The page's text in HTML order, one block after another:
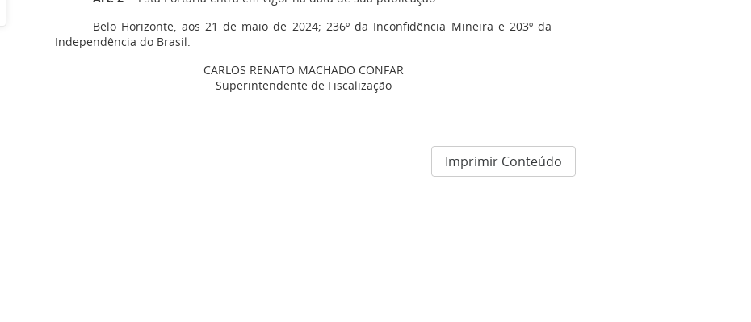
Belo Horizonte, aos 21 de maio de 2024; 236º da Inconfidência Mineira e 203º da
Independência do Brasil.
CARLOS RENATO MACHADO CONFAR
Superintendente de Fiscalização
Imprimir Conteúdo